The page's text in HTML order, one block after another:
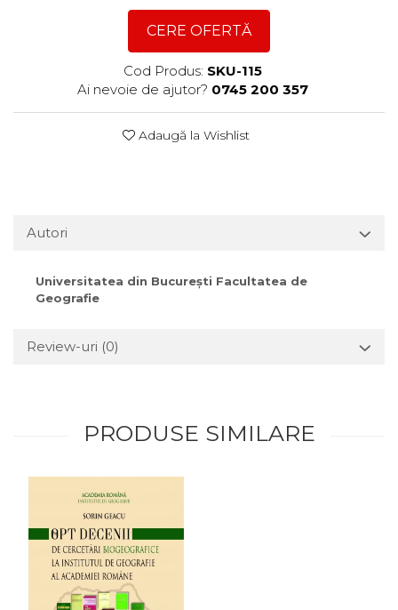
CERE OFERTĂ
Cod Produs: SKU-115
Ai nevoie de ajutor? 0745 200 357
Adaugă la Wishlist
Autori
Universitatea din Bucureşti Facultatea de
Geografie
Review-uri (0)
PRODUSE SIMILARE